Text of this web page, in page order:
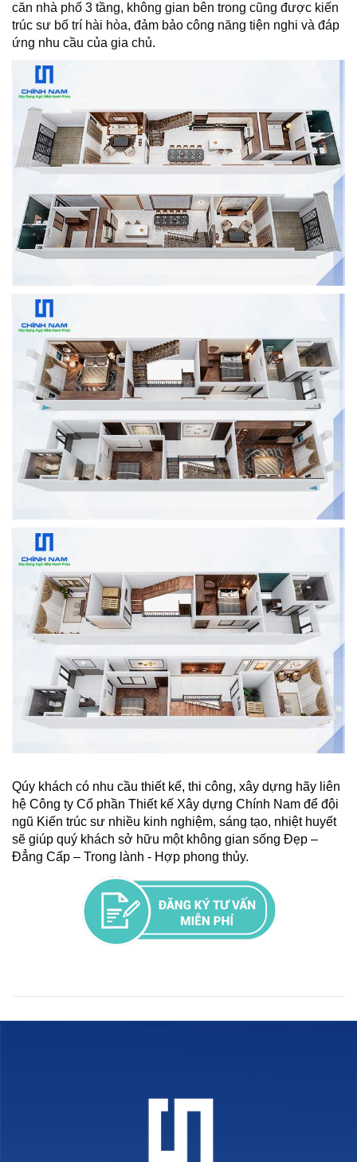
căn nhà phố 3 tầng, không gian bên trong cũng được kiến
trúc sư bố trí hài hòa, đảm bảo công năng tiện nghi và đáp
ứng nhu cầu của gia chủ.
Qúy khách có nhu cầu thiết kế, thi công, xây dựng hãy liên
hệ Công ty Cổ phần Thiết kế Xây dựng Chính Nam để đội
ngũ Kiến trúc sư nhiều kinh nghiệm, sáng tạo, nhiệt huyết
sẽ giúp quý khách sở hữu một không gian sống Đẹp –
Đẳng Cấp – Trong lành - Hợp phong thủy.